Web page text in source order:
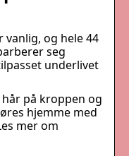
og hele 44
seg
underlivet
på kroppen og
hjemme med
mer om